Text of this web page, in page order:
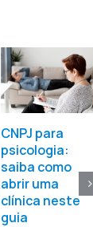
CNPJ para
psicologia:
saiba como
abrir uma
clínica neste
guia